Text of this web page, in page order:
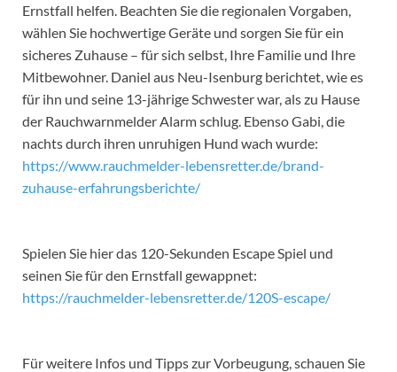
Ernstfall helfen. Beachten Sie die regionalen Vorgaben,
wählen Sie hochwertige Geräte und sorgen Sie für ein
sicheres Zuhause – für sich selbst, Ihre Familie und Ihre
Mitbewohner. Daniel aus Neu-Isenburg berichtet, wie es
für ihn und seine 13-jährige Schwester war, als zu Hause
der Rauchwarnmelder Alarm schlug. Ebenso Gabi, die
nachts durch ihren unruhigen Hund wach wurde:
https://www.rauchmelder-lebensretter.de/brand-
zuhause-erfahrungsberichte/
Spielen Sie hier das 120-Sekunden Escape Spiel und
seinen Sie für den Ernstfall gewappnet:
https://rauchmelder-lebensretter.de/120S-escape/
Für weitere Infos und Tipps zur Vorbeugung, schauen Sie